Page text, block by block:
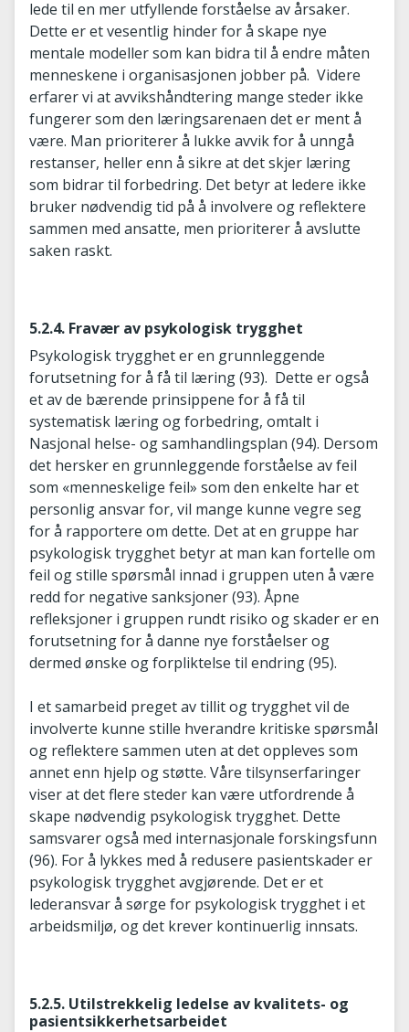
lede til en mer utfyllende forståelse av årsaker.
Dette er et vesentlig hinder for å skape nye
mentale modeller som kan bidra til å endre måten
menneskene i organisasjonen jobber på. Videre
erfarer vi at avvikshåndtering mange steder ikke
fungerer som den læringsarenaen det er ment å
være. Man prioriterer å lukke avvik for å unngå
restanser, heller enn å sikre at det skjer læring
som bidrar til forbedring. Det betyr at ledere ikke
bruker nødvendig tid på å involvere og reflektere
sammen med ansatte, men prioriterer å avslutte
saken raskt.
5.2.4. Fravær av psykologisk trygghet
Psykologisk trygghet er en grunnleggende
forutsetning for å få til læring (93). Dette er også
et av de bærende prinsippene for å få til
systematisk læring og forbedring, omtalt i
Nasjonal helse- og samhandlingsplan (94). Dersom
det hersker en grunnleggende forståelse av feil
som «menneskelige feil» som den enkelte har et
personlig ansvar for, vil mange kunne vegre seg
for å rapportere om dette. Det at en gruppe har
psykologisk trygghet betyr at man kan fortelle om
feil og stille spørsmål innad i gruppen uten å være
redd for negative sanksjoner (93). Åpne
refleksjoner i gruppen rundt risiko og skader er en
forutsetning for å danne nye forståelser og
dermed ønske og forpliktelse til endring (95).
I et samarbeid preget av tillit og trygghet vil de
involverte kunne stille hverandre kritiske spørsmål
og reflektere sammen uten at det oppleves som
annet enn hjelp og støtte. Våre tilsynserfaringer
viser at det flere steder kan være utfordrende å
skape nødvendig psykologisk trygghet. Dette
samsvarer også med internasjonale forskingsfunn
(96). For å lykkes med å redusere pasientskader er
psykologisk trygghet avgjørende. Det er et
lederansvar å sørge for psykologisk trygghet i et
arbeidsmiljø, og det krever kontinuerlig innsats.
5.2.5. Utilstrekkelig ledelse av kvalitets- og
pasientsikkerhetsarbeidet